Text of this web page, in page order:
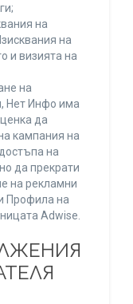
на
на
и визията на
на
Нет Инфо има
да
кампания на
на
да прекрати
на рекламни
Профила на
Adwise.